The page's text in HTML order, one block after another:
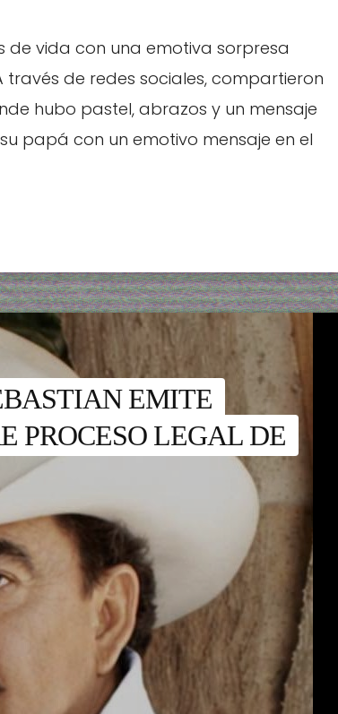
de vida con una emotiva sorpresa
de redes sociales, compartieron
hubo pastel, abrazos y un mensaje
papá con un emotivo mensaje en el
EMITE
PROCESO LEGAL DE